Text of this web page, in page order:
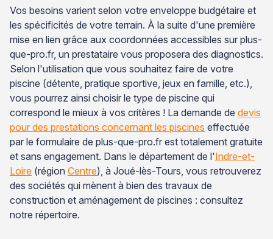
Vos besoins varient selon votre enveloppe budgétaire et
les spécificités de votre terrain. À la suite d'une première
mise en lien grâce aux coordonnées accessibles sur plus-
que-pro.fr, un prestataire vous proposera des diagnostics.
Selon l'utilisation que vous souhaitez faire de votre
piscine (détente, pratique sportive, jeux en famille, etc.),
vous pourrez ainsi choisir le type de piscine qui
correspond le mieux à vos critères ! La demande de devis
pour des prestations concernant les piscines effectuée
par le formulaire de plus-que-pro.fr est totalement gratuite
et sans engagement. Dans le département de l'Indre-et-
Loire (région Centre), à Joué-lès-Tours, vous retrouverez
des sociétés qui mènent à bien des travaux de
construction et aménagement de piscines : consultez
notre répertoire.